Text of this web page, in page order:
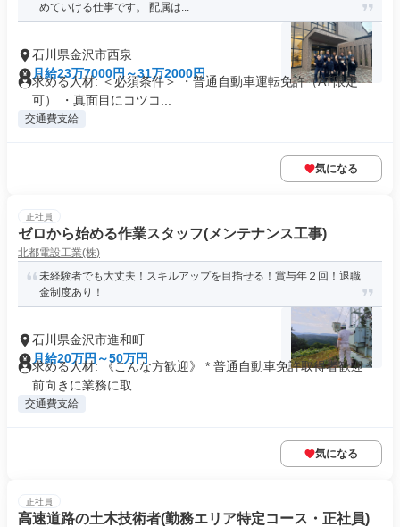
めていける仕事です。 配属は...
石川県金沢市西泉
月給23万7000円～31万2000円
求める人材: ＜必須条件＞ ・普通自動車運転免許（AT限定
可） ・真面目にコツコ...
交通費支給
気になる
正社員
ゼロから始める作業スタッフ(メンテナンス工事)
北都電設工業(株)
未経験者でも大丈夫！スキルアップを目指せる！賞与年２回！退職
金制度あり！
石川県金沢市進和町
月給20万円～50万円
求める人材: 《こんな方歓迎》 * 普通自動車免許取得者歓迎 *
前向きに業務に取...
交通費支給
気になる
正社員
高速道路の土木技術者(勤務エリア特定コース・正社員)